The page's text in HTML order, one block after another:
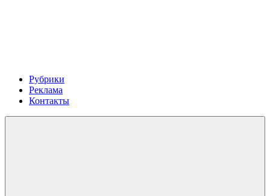
Рубрики
Реклама
Контакты